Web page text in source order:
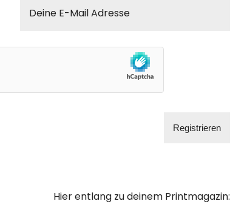
Hier entlang zu deinem Printmagazin: